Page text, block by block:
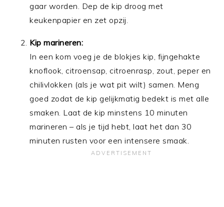
gaar worden. Dep de kip droog met
keukenpapier en zet opzij.
Kip marineren:
In een kom voeg je de blokjes kip, fijngehakte
knoflook, citroensap, citroenrasp, zout, peper en
chilivlokken (als je wat pit wilt) samen. Meng
goed zodat de kip gelijkmatig bedekt is met alle
smaken. Laat de kip minstens 10 minuten
marineren – als je tijd hebt, laat het dan 30
minuten rusten voor een intensere smaak.